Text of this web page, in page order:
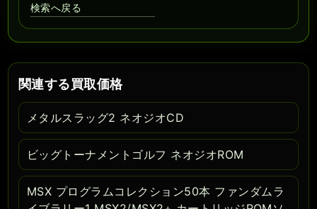
検索へ戻る
関連する買取価格
メタルスラッグ2 ネオジオCD
ビッグトーナメントゴルフ ネオジオROM
MSX プログラムコレクション50本 ファンダムラ